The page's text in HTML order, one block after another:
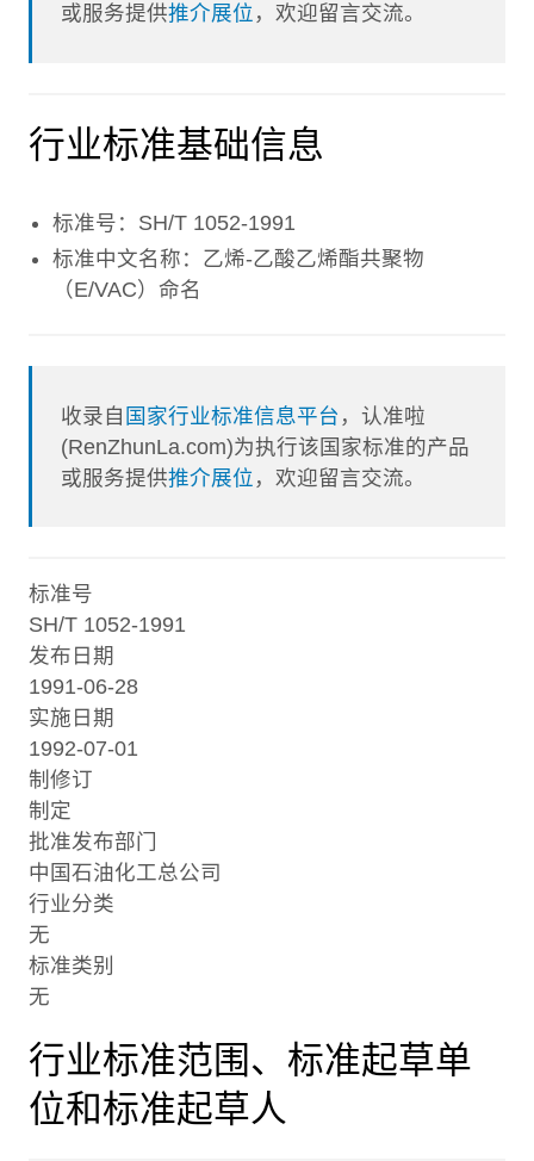
或服务提供推介展位 ，欢迎留言交流。
行业标准基础信息
标准号：SH/T 1052-1991
标准中文名称：乙烯-乙酸乙烯酯共聚物
（E/VAC）命名
收录自 国家行业标准信息平台 ，认准啦
(RenZhunLa.com)为执行该国家标准的产品
或服务提供推介展位 ，欢迎留言交流。
标准号
SH/T 1052-1991
发布日期
1991-06-28
实施日期
1992-07-01
制修订
制定
批准发布部门
中国石油化工总公司
行业分类
无
标准类别
无
行业标准范围、标准起草单
位和标准起草人